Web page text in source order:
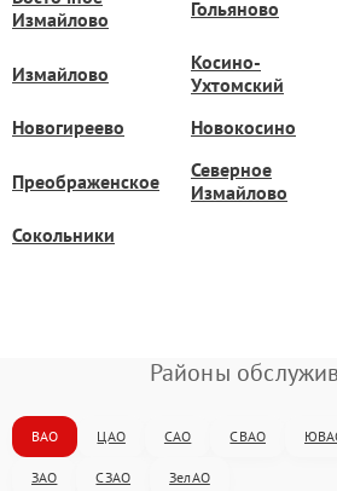
Измайлово
Гольяново
Измайлово
Косино-
Ухтомский
Новогиреево Новокосино
Преображенское
Северное
Измайлово
Сокольники
Районы
ВАО ЦАО САО СВАО
ЗАО СЗАО ЗелАО